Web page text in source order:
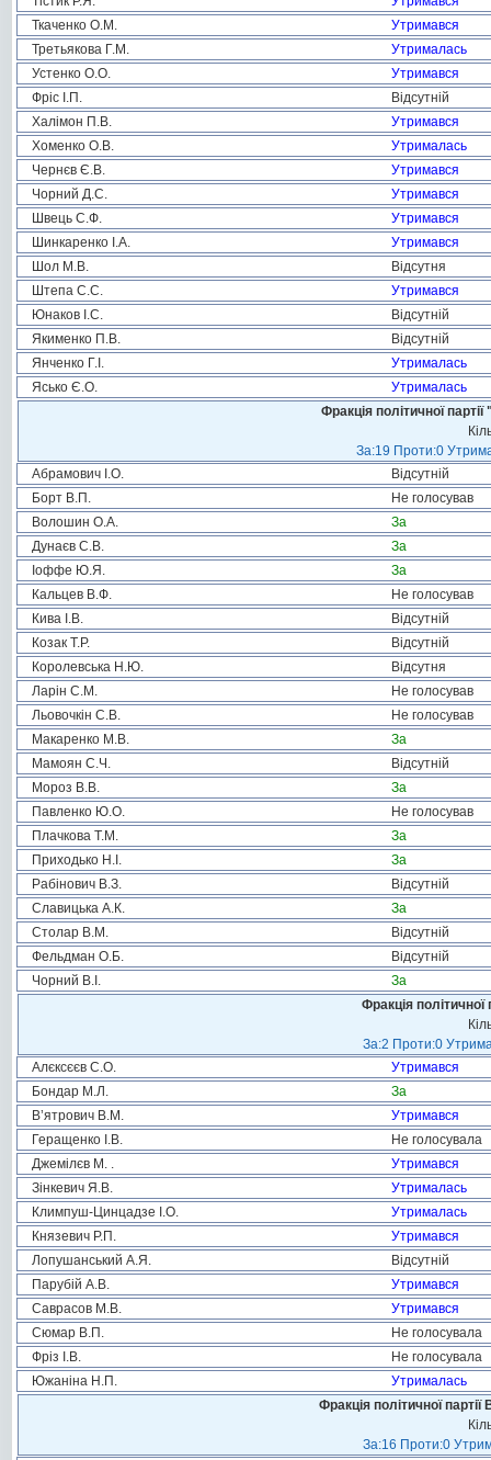
Ткаченко О.М.
Утримався
Третьякова Г.М.
Утрималась
Устенко О.О.
Утримався
Фріс І.П.
Відсутній
Халімон П.В.
Утримався
Хоменко О.В.
Утрималась
Чернєв Є.В.
Утримався
Чорний Д.С.
Утримався
Швець С.Ф.
Утримався
Шинкаренко І.А.
Утримався
Шол М.В.
Відсутня
Штепа С.С.
Утримався
Юнаков І.С.
Відсутній
Якименко П.В.
Відсутній
Янченко Г.І.
Утрималась
Ясько Є.О.
Утрималась
Фракція політичної
За:19 Проти:0
Абрамович І.О.
Відсутній
Борт В.П.
Не голосував
Волошин О.А.
За
Дунаєв С.В.
За
Іоффе Ю.Я.
За
Кальцев В.Ф.
Не голосував
Кива І.В.
Відсутній
Козак Т.Р.
Відсутній
Королевська Н.Ю.
Відсутня
Ларін С.М.
Не голосував
Льовочкін С.В.
Не голосував
Макаренко М.В.
За
Мамоян С.Ч.
Відсутній
Мороз В.В.
За
Павленко Ю.О.
Не голосував
Плачкова Т.М.
За
Приходько Н.І.
За
Рабінович В.З.
Відсутній
Славицька А.К.
За
Столар В.М.
Відсутній
Фельдман О.Б.
Відсутній
Чорний В.І.
За
Фракція
За:2 Проти:0
Алєксєєв С.О.
Утримався
Бондар М.Л.
За
В’ятрович В.М.
Утримався
Геращенко І.В.
Не голосувала
Джемілєв М. .
Утримався
Зінкевич Я.В.
Утрималась
Климпуш-Цинцадзе І.О.
Утрималась
Князевич Р.П.
Утримався
Лопушанський А.Я.
Відсутній
Парубій А.В.
Утримався
Саврасов М.В.
Утримався
Сюмар В.П.
Не голосувала
Фріз І.В.
Не голосувала
Южаніна Н.П.
Утрималась
Фракція політичної
За:16 Проти:0